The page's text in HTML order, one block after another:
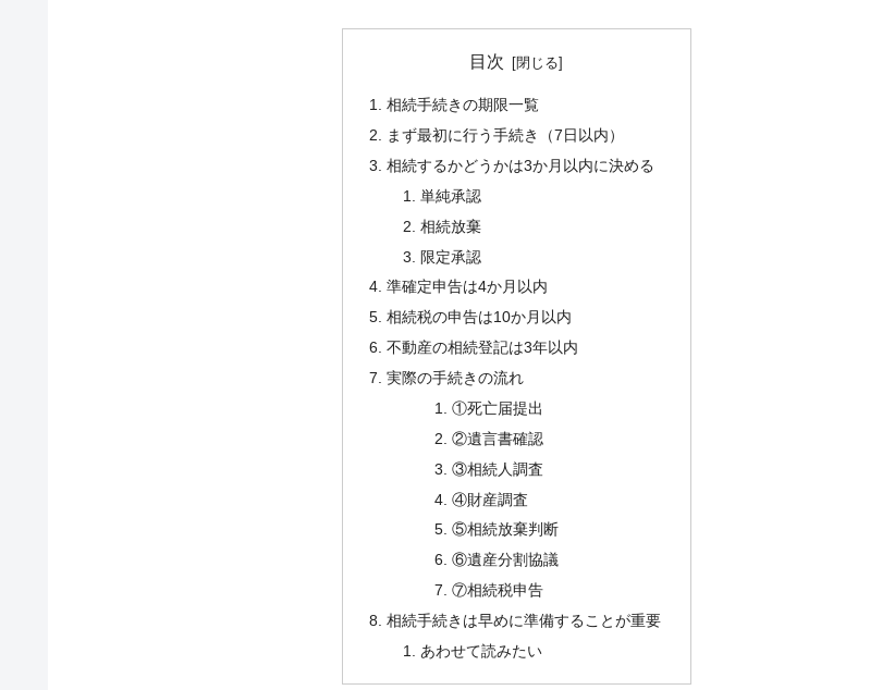
目次
相続手続きの期限一覧
まず最初に行う手続き（7日以内）
相続するかどうかは3か月以内に決める
単純承認
相続放棄
限定承認
準確定申告は4か月以内
相続税の申告は10か月以内
不動産の相続登記は3年以内
実際の手続きの流れ
①死亡届提出
②遺言書確認
③相続人調査
④財産調査
⑤相続放棄判断
⑥遺産分割協議
⑦相続税申告
相続手続きは早めに準備することが重要
あわせて読みたい